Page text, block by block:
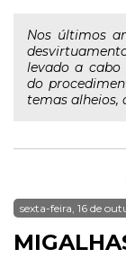
Nos últimos
levado a cabo
do
temas alheios,
sexta-feira, 16 de